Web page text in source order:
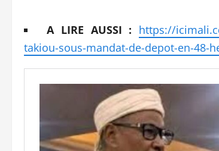
A LIRE AUSSI : https://
takiou-sous-mandat-de-depot-en-48-